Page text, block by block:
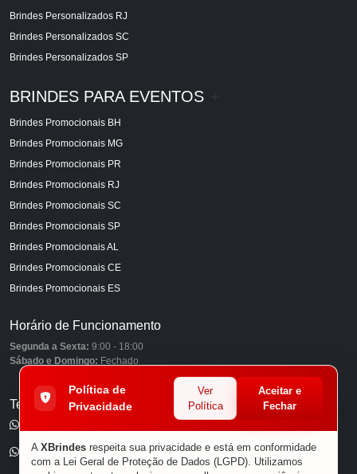
Brindes Personalizados RJ
Brindes Personalizados SC
Brindes Personalizados SP
BRINDES PARA EVENTOS
Brindes Promocionais BH
Brindes Promocionais MG
Brindes Promocionais PR
Brindes Promocionais RJ
Brindes Promocionais SC
Brindes Promocionais SP
Brindes Promocionais AL
Brindes Promocionais CE
Brindes Promocionais ES
Horário de Funcionamento
Segunda a Sexta: 9:00 - 18:00
Sábado e Domingo: Fechado
Telefones
(11) 96585-7462
Política de
Privacidade
Ver
Política
Aceitar e
Fechar
A XBrindes respeita sua privacidade e está em conformidade
com a Lei Geral de Proteção de Dados (LGPD). Utilizamos